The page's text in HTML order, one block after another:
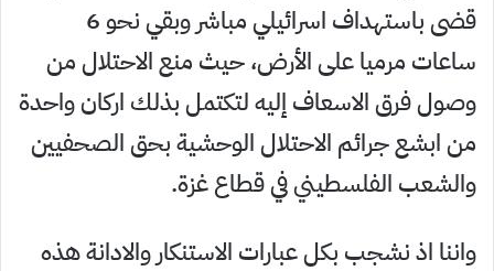
قضى باستهداف اسرائيلي مباشر وبقي نحو 6
ساعات مرميا على الأرض، حيث منع الاحتلال من
وصول فرق الاسعاف إليه لتكتمل بذلك اركان واحدة
من ابشع جرائم الاحتلال الوحشية بحق الصحفيين
والشعب الفلسطيني في قطاع غزة.
واننا اذ نشجب بكل عبارات الاستنكار والادانة هذه